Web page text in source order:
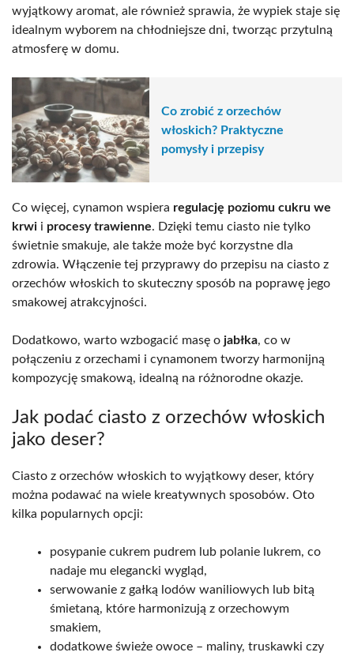
wyjątkowy aromat, ale również sprawia, że wypiek staje się
idealnym wyborem na chłodniejsze dni, tworząc przytulną
atmosferę w domu.
Co zrobić z orzechów
włoskich? Praktyczne
pomysły i przepisy
Co więcej, cynamon wspiera regulację poziomu cukru we
krwi i procesy trawienne. Dzięki temu ciasto nie tylko
świetnie smakuje, ale także może być korzystne dla
zdrowia. Włączenie tej przyprawy do przepisu na ciasto z
orzechów włoskich to skuteczny sposób na poprawę jego
smakowej atrakcyjności.
Dodatkowo, warto wzbogacić masę o jabłka, co w
połączeniu z orzechami i cynamonem tworzy harmonijną
kompozycję smakową, idealną na różnorodne okazje.
Jak podać ciasto z orzechów włoskich
jako deser?
Ciasto z orzechów włoskich to wyjątkowy deser, który
można podawać na wiele kreatywnych sposobów. Oto
kilka popularnych opcji:
posypanie cukrem pudrem lub polanie lukrem, co
nadaje mu elegancki wygląd,
serwowanie z gałką lodów waniliowych lub bitą
śmietaną, które harmonizują z orzechowym
smakiem,
dodatkowe świeże owoce – maliny, truskawki czy